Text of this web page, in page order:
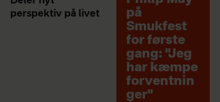
perspektiv på livet
på
Smukfest
for første
gang: "Jeg
har kæmpe
forventnin
ger"